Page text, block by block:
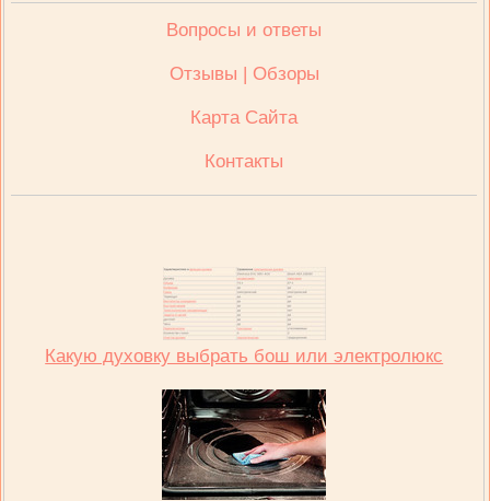
Вопросы и ответы
Отзывы | Обзоры
Карта Сайта
Контакты
Какую духовку выбрать бош или электролюкс